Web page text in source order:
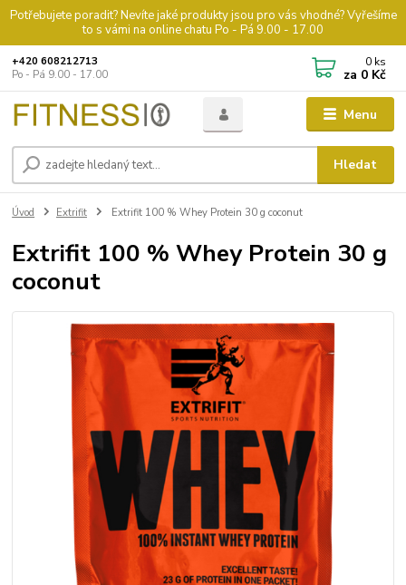
Potřebujete poradit? Nevíte jaké produkty jsou pro vás vhodné? Vyřešíme
to s vámi na online chatu Po - Pá 9.00 - 17.00
Menu
Hledat
+420 608212713
Po - Pá 9.00 - 17.00
0 ks
za 0 Kč
Úvod Extrifit Extrifit 100 % Whey Protein 30 g coconut
Extrifit 100 % Whey Protein 30 g
coconut